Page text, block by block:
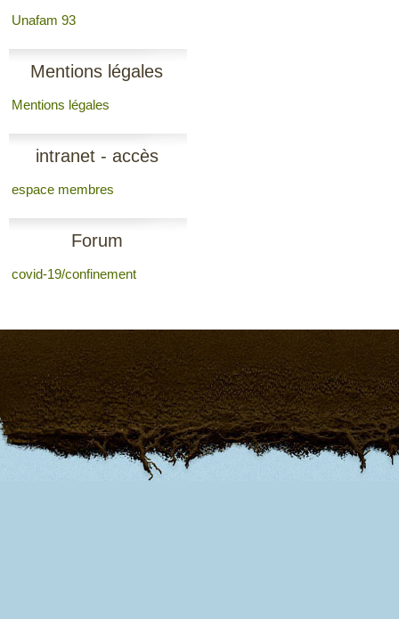
Unafam 93
Mentions légales
Mentions légales
intranet - accès
membres
espace membres
Forum
covid-19/confinement